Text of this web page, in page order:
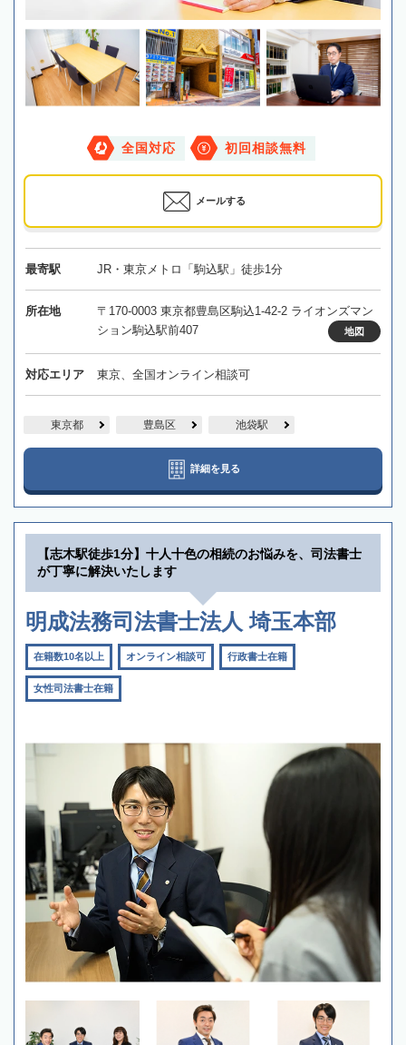
全国対応 初回相談無料
メールする
最寄駅 JR・東京メトロ「駒込駅」徒歩1分
所在地
〒170-0003 東京都豊島区駒込1-42-2 ライオンズマン
ション駒込駅前407
地図
対応エリア 東京、全国オンライン相談可
東京都 豊島区 池袋駅
詳細を見る
【志木駅徒歩1分】十人十色の相続のお悩みを、司法書士
が丁寧に解決いたします
明成法務司法書士法人 埼玉本部
在籍数10名以上 オンライン相談可 行政書士在籍
女性司法書士在籍